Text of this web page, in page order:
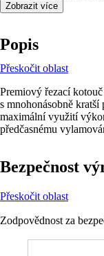
Zobrazit více
Popis
Přeskočit oblast
Premiový řezací
s mnohonásobně
maximální využití
předčasnému
Bezpečnost
Přeskočit oblast
Zodpovědnost za